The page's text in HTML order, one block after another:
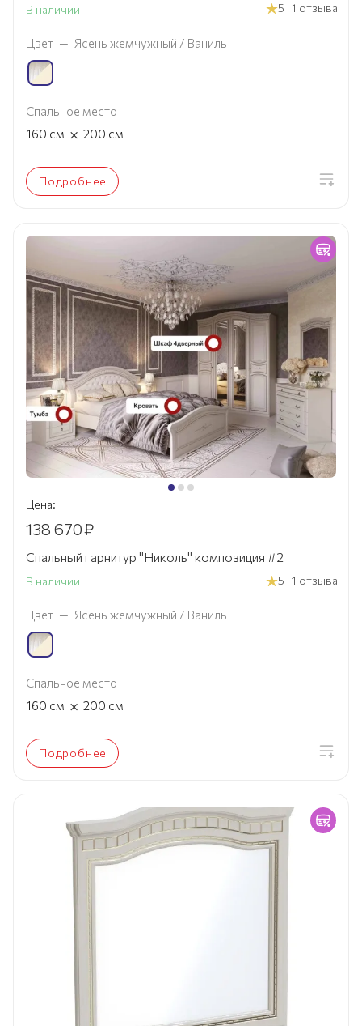
В наличии 5 | 1 отзыва
Цвет — Ясень жемчужный / Ваниль
Спальное место
160 см × 200 см
Подробнее
Цена:
138 670₽
Спальный гарнитур "Николь" композиция #2
В наличии 5 | 1 отзыва
Цвет — Ясень жемчужный / Ваниль
Спальное место
160 см × 200 см
Подробнее